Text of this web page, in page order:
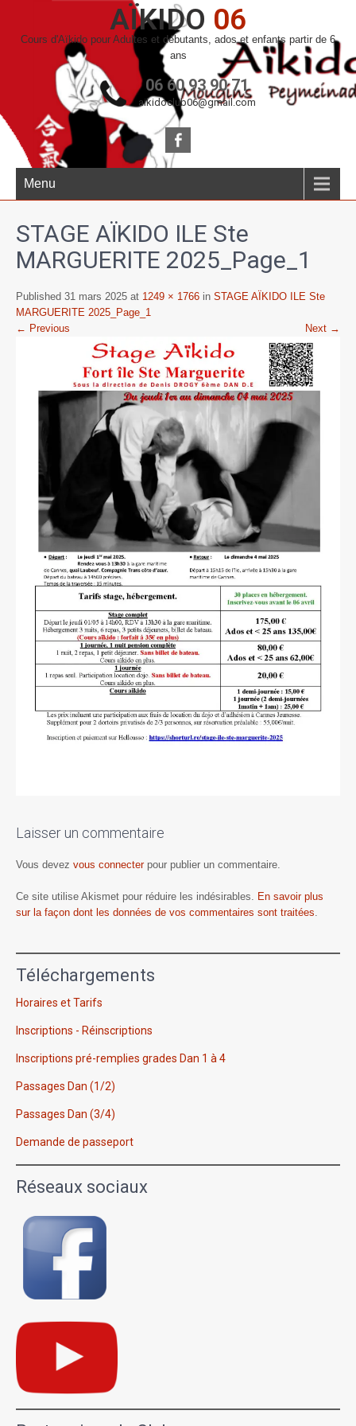
AÏKIDO 06
Cours d'Aïkido pour Adultes et débutants, ados et enfants partir de 6
ans
06 60 93 90 71
aikidoclub06@gmail.com
Menu
STAGE AÏKIDO ILE Ste
MARGUERITE 2025_Page_1
Published 31 mars 2025 at 1249 × 1766 in STAGE AÏKIDO ILE Ste
MARGUERITE 2025_Page_1
← Previous
Next →
Laisser un commentaire
Vous devez vous connecterpour publier un commentaire.
Ce site utilise Akismet pour réduire les indésirables. En savoir plus
sur la façon dont les données de vos commentaires sont traitées.
Téléchargements
Horaires et Tarifs
Inscriptions - Réinscriptions
Inscriptions pré-remplies grades Dan 1 à 4
Passages Dan (1/2)
Passages Dan (3/4)
Demande de passeport
Réseaux sociaux